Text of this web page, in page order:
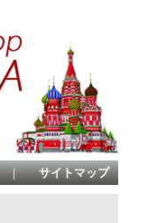
｜ サイトマップ